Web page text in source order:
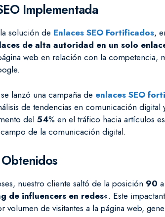
Implementada
solución de Enlaces SEO Fortificados,
de alta autoridad en un solo
web en relación con la competencia,
lanzó una campaña de enlaces SEO
de tendencias en comunicación digital
del 54% en el tráfico hacia artículos
de la comunicación digital.
nuestro cliente saltó de la posición 90
de influencers en redes«. Este
volumen de visitantes a la página web,